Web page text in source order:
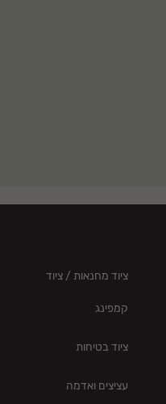
ציוד מחנאות / ציוד
קמפינג
ציוד בטיחות
עציצים ואדמה